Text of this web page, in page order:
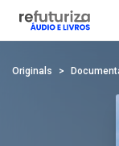
Originals